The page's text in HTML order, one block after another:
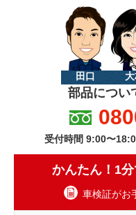
田口
部品につい
受付時間 9:00〜
かんたん！1
車検証がお